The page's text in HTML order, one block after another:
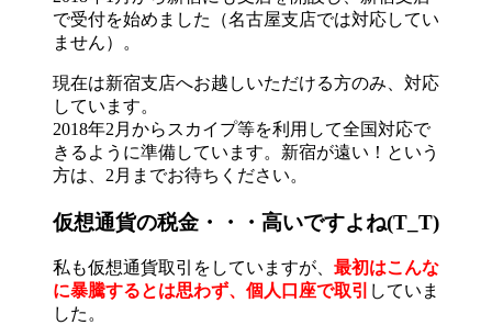
で受付を始めました（名古屋支店では対応してい
ません）。
現在は新宿支店へお越しいただける方のみ、対応
しています。
2018年2月からスカイプ等を利用して全国対応で
きるように準備しています。新宿が遠い！という
方は、2月までお待ちください。
仮想通貨の税金・・・高いですよね(T_T)
私も仮想通貨取引をしていますが、 最初はこんな
に暴騰するとは思わず、個人口座で取引 していま
した。